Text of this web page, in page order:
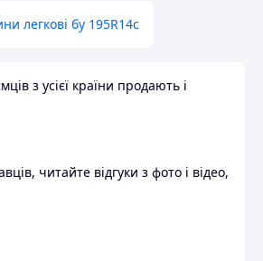
легкові бу 195R14c
з усієї країни продають і
читайте відгуки з фото і відео,